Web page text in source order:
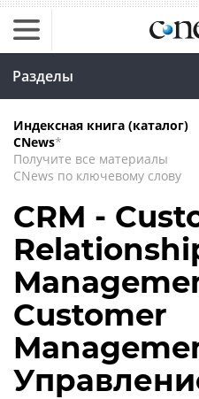
Разделы
Индексная книга (каталог)
CNews*
Получите все материалы
CNews по ключевому слову
CRM -
Customer